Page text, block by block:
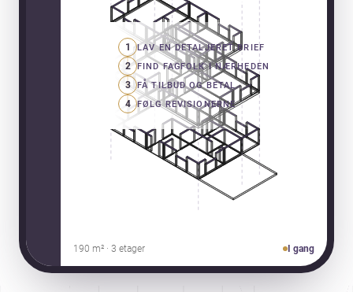
1 LAV EN DETALJERET BRIEF
2 FIND FAGFOLK I NÆRHEDEN
3 FÅ TILBUD OG BETAL
4 FØLG REVISIONERNE
190 m² · 3 etager I gang